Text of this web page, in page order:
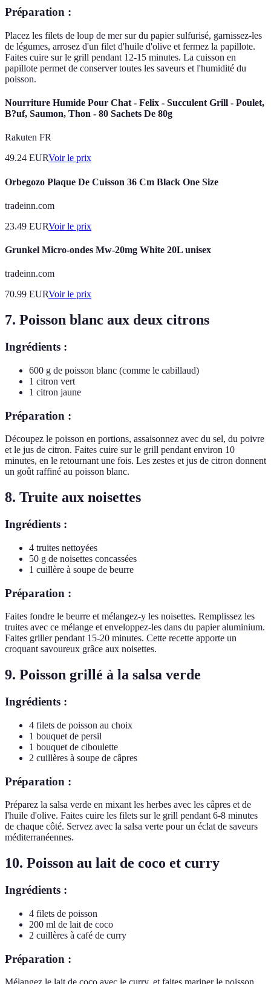
Préparation :
Placez les filets de loup de mer sur du papier sulfurisé, garnissez-les
de légumes, arrosez d'un filet d'huile d'olive et fermez la papillote.
Faites cuire sur le grill pendant 12-15 minutes. La cuisson en
papillote permet de conserver toutes les saveurs et l'humidité du
poisson.
Nourriture Humide Pour Chat - Felix - Succulent Grill - Poulet,
B?uf, Saumon, Thon - 80 Sachets De 80g
Rakuten FR
49.24 EURVoir le prix
Orbegozo Plaque De Cuisson 36 Cm Black One Size
tradeinn.com
23.49 EURVoir le prix
Grunkel Micro-ondes Mw-20mg White 20L unisex
tradeinn.com
70.99 EURVoir le prix
7. Poisson blanc aux deux citrons
Ingrédients :
600 g de poisson blanc (comme le cabillaud)
1 citron vert
1 citron jaune
Préparation :
Découpez le poisson en portions, assaisonnez avec du sel, du poivre
et le jus de citron. Faites cuire sur le grill pendant environ 10
minutes, en le retournant une fois. Les zestes et jus de citron donnent
un goût raffiné au poisson blanc.
8. Truite aux noisettes
Ingrédients :
4 truites nettoyées
50 g de noisettes concassées
1 cuillère à soupe de beurre
Préparation :
Faites fondre le beurre et mélangez-y les noisettes. Remplissez les
truites avec ce mélange et enveloppez-les dans du papier aluminium.
Faites griller pendant 15-20 minutes. Cette recette apporte un
croquant savoureux grâce aux noisettes.
9. Poisson grillé à la salsa verde
Ingrédients :
4 filets de poisson au choix
1 bouquet de persil
1 bouquet de ciboulette
2 cuillères à soupe de câpres
Préparation :
Préparez la salsa verde en mixant les herbes avec les câpres et de
l'huile d'olive. Faites cuire les filets sur le grill pendant 6-8 minutes
de chaque côté. Servez avec la salsa verte pour un éclat de saveurs
méditerranéennes.
10. Poisson au lait de coco et curry
Ingrédients :
4 filets de poisson
200 ml de lait de coco
2 cuillères à café de curry
Préparation :